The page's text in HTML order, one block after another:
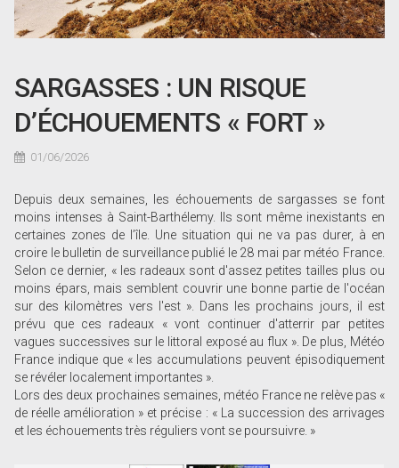
SARGASSES : UN RISQUE
D’ÉCHOUEMENTS « FORT »
01/06/2026
Depuis deux semaines, les échouements de sargasses se font
moins intenses à Saint-Barthélemy. Ils sont même inexistants en
certaines zones de l’île. Une situation qui ne va pas durer, à en
croire le bulletin de surveillance publié le 28 mai par météo France.
Selon ce dernier, « les radeaux sont d'assez petites tailles plus ou
moins épars, mais semblent couvrir une bonne partie de l'océan
sur des kilomètres vers l'est ». Dans les prochains jours, il est
prévu que ces radeaux « vont continuer d'atterrir par petites
vagues successives sur le littoral exposé au flux ». De plus, Météo
France indique que « les accumulations peuvent épisodiquement
se révéler localement importantes ».
Lors des deux prochaines semaines, météo France ne relève pas «
de réelle amélioration » et précise : « La succession des arrivages
et les échouements très réguliers vont se poursuivre. »